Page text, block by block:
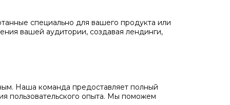
специально для вашего продукта или
вашей аудитории, создавая лендинги,
Наша команда предоставляет полный
пользовательского опыта. Мы поможем